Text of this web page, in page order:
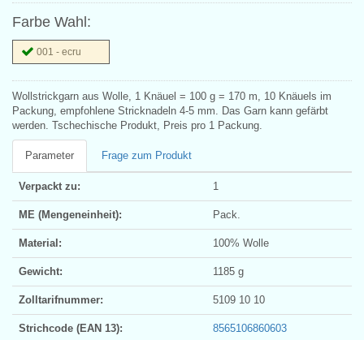
Farbe Wahl:
001 - ecru
Wollstrickgarn aus Wolle, 1 Knäuel = 100 g = 170 m, 10 Knäuels im
Packung, empfohlene Stricknadeln 4-5 mm. Das Garn kann gefärbt
werden. Tschechische Produkt, Preis pro 1 Packung.
Parameter Frage zum Produkt
Verpackt zu: 1
ME (Mengeneinheit): Pack.
Material: 100% Wolle
Gewicht: 1185 g
Zolltarifnummer: 5109 10 10
Strichcode (EAN 13): 8565106860603